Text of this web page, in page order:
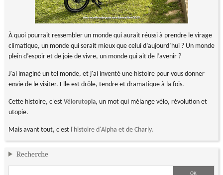
À quoi pourrait ressembler un monde qui aurait réussi à prendre le virage
climatique, un monde qui serait mieux que celui d’aujourd’hui ? Un monde
plein d’espoir et de joie de vivre, un monde qui ait de l’avenir ?
J'ai imaginé un tel monde, et j'ai inventé une histoire pour vous donner
envie de le visiter. Elle est drôle, tendre et dramatique à la fois.
Cette histoire, c'est Vélorutopia, un mot qui mélange vélo, révolution et
utopie.
Mais avant tout, c'est l'histoire d'Alpha et de Charly.
Recherche